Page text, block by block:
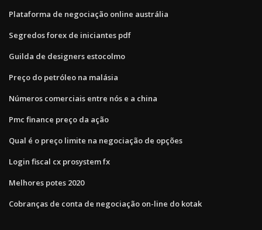
Plataforma de negociação online austrália
Segredos forex de iniciantes pdf
Guilda de designers estocolmo
Preço do petróleo na malásia
Números comerciais entre nós e a china
Pmc finance preço da ação
Qual é o preço limite na negociação de opções
Login fiscal cx prosystem fx
Melhores potes 2020
Cobranças de conta de negociação on-line do kotak